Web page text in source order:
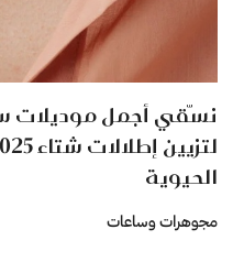
نسّقي أجمل موديلات
الحيوية
مجوهرات وساعات